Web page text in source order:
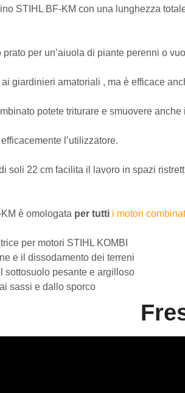
STIHL BF-KM con una lunghezza
per un’aiuola di piante perenni o
ai giardinieri amatoriali , ma è efficace
potete triturare e smuovere
l’utilizzatore.
soli 22 cm facilita il lavoro in spazi
è omologata per tutti i motori
per motori STIHL KOMBI
e il dissodamento dei terreni
sottosuolo pesante e argilloso
sassi e dallo sporco